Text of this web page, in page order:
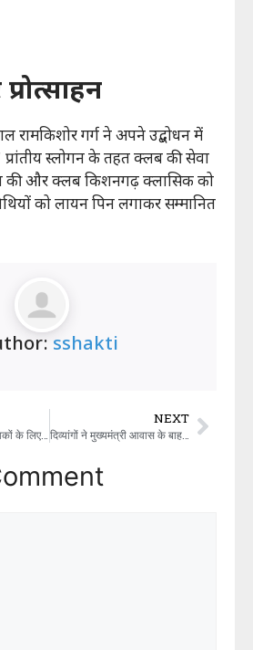
रामकिशोर गर्ग ने अपने उद्बोधन में
स्लोगन के तहत क्लब की सेवा
की और क्लब किशनगढ़ क्लासिक को
को लायन पिन लगाकर सम्मानित
sshakti
दिव्यांग बच्चों के अभिभावकों के लिए काउंसलिंग कार्यक्रम:50 अभिभावकों को दिव्यांगता के कारण, बचाव और अधिकारों की जानकारी दी
NEXT
दिव्यांगों ने मुख्यमंत्री आवास के बाहर जमकर काटा बवाल, पुलिस ने किया गिरफ्तार